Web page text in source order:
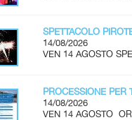
SPETTACOLO
14/08/2026
VEN 14 AGOSTO
PROCESSIONE PER
14/08/2026
VEN 14 AGOSTO